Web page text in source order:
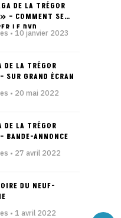
DE LA TRÉGOR
– COMMENT SE
LE DVD
• 10 janvier 2023
DE LA TRÉGOR
SUR GRAND ÉCRAN
• 20 mai 2022
DE LA TRÉGOR
BANDE-ANNONCE
• 27 avril 2022
DU NEUF-
• 1 avril 2022